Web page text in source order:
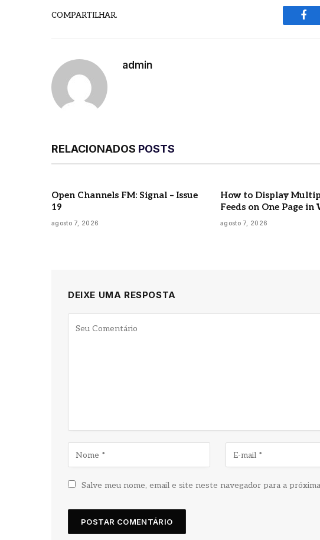
COMPARTILHAR.
admin
RELACIONADOS POSTS
Open Channels FM: Signal – Issue
19
agosto 7, 2026
How to Display
Feeds on One Page in
agosto 7, 2026
DEIXE UMA RESPOSTA
Salve meu nome, email e site neste navegador para a